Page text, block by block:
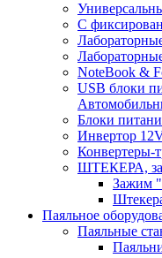
C
NoteBook &
USB блоки
Блоки
Инвертор
Конвертеры-
ШТЕКЕРА,
Зажим
Паяльное
Паяльные